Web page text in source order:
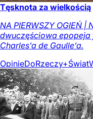
Tęsknota za wielkością
NA PIERWSZY OGIEŃ
dwuczęściowa epopeja
Charles’a de Gaulle’a.
OpinieDoRzeczy+Świat